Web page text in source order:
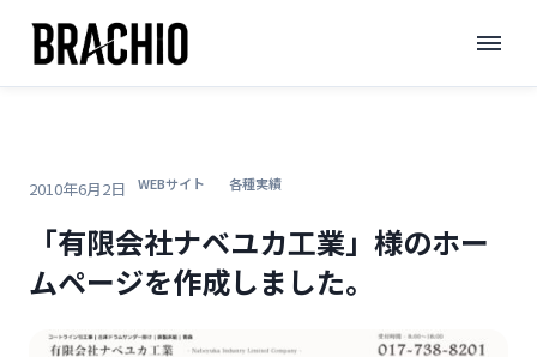
テ
TOP >ブログ>
「有限会社ナベユカ工業」様のホームページを作成しました。
2010年6月2日 WEBサイト 各種実績
「有限会社ナベユカ工業」様のホー
ムページを作成しました。